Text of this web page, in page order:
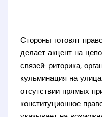
Стороны готовят
делает акцент на
связей: риторика,
кульминация на
отсутствии прямых
конституционное